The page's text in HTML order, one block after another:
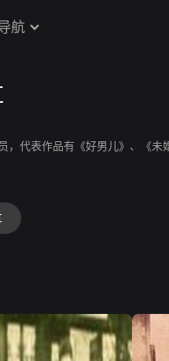
航
，代表作品有《好男儿》、《未